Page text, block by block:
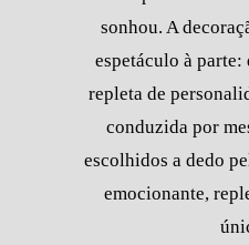
sonhou. A
espetáculo à parte:
repleta de
conduzida por
escolhidos a dedo
emocionante,